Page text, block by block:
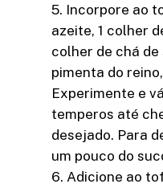
5. Incorpore ao
azeite, 1 colher
colher de chá de
pimenta do
Experimente e
temperos até
desejado. Para
um pouco do
6. Adicione ao